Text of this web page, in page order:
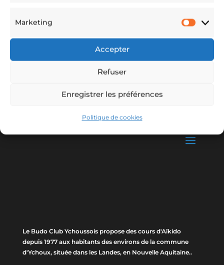
Marketing
Accepter
Refuser
Enregistrer les préférences
Politique de cookies
Le Budo Club Ychoussois propose des cours d'Aîkido
depuis 1977 aux habitants des environs de la commune
d'Ychoux, située dans les Landes, en Nouvelle Aquitaine..